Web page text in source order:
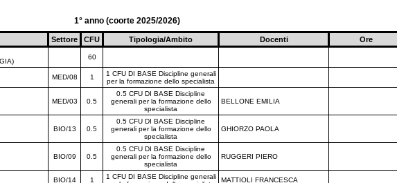
1° anno (coorte 2025/2026)
Settore CFU Tipologia/Ambito Docenti Ore
60
MED/08 1
1 CFU DI BASE Discipline generali
per la formazione dello specialista
MED/03 0.5
0.5 CFU DI BASE Discipline
generali per la formazione dello
specialista
BELLONE EMILIA
BIO/13 0.5
0.5 CFU DI BASE Discipline
generali per la formazione dello
specialista
GHIORZO PAOLA
BIO/09 0.5
0.5 CFU DI BASE Discipline
generali per la formazione dello
specialista
RUGGERI PIERO
BIO/14 1
1 CFU DI BASE Discipline generali
MATTIOLI FRANCESCA